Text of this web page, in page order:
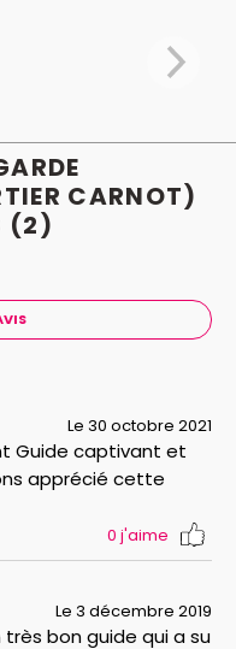
de nouvelles
au sein du site
A l'issue de votre
pour vous
lieu et pays de
être fournies au
votre visite.
vous sera refusé
CARNOT)
(2)
Le 30 octobre 2021
Guide captivant et
apprécié cette
0 j'aime
Le 3 décembre 2019
bon guide qui a su